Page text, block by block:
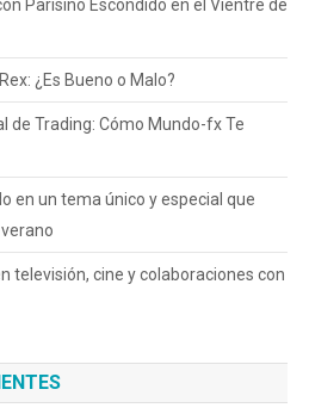
Parisino Escondido en el Vientre de
¿Es Bueno o Malo?
de Trading: Cómo Mundo-fx Te
en un tema único y especial que
televisión, cine y colaboraciones con